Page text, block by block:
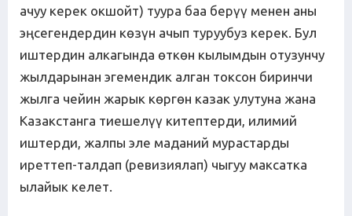
ачуу керек окшойт) туура баа берүү менен аны
эңсегендердин көзүн ачып туруубуз керек. Бул
иштердин алкагында өткөн кылымдын отузунчу
жылдарынан эгемендик алган токсон биринчи
жылга чейин жарык көргөн казак улутуна жана
Казакстанга тиешелүү китептерди, илимий
иштерди, жалпы эле маданий мурастарды
иреттеп-талдап (ревизиялап) чыгуу максатка
ылайык келет.